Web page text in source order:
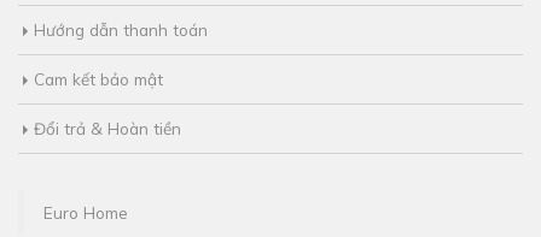
Hướng dẫn thanh toán
Cam kết bảo mật
Đổi trả & Hoàn tiền
Euro Home